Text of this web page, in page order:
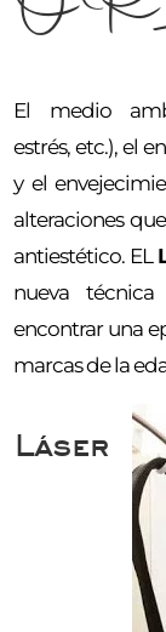
El medio
estrés, etc.), el
y el
alteraciones
antiestético. EL
nueva
encontrar una
marcas de la
Láser